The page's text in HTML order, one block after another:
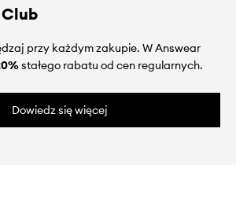
przy każdym zakupie. W Answear
stałego rabatu od cen regularnych.
Dowiedz się więcej